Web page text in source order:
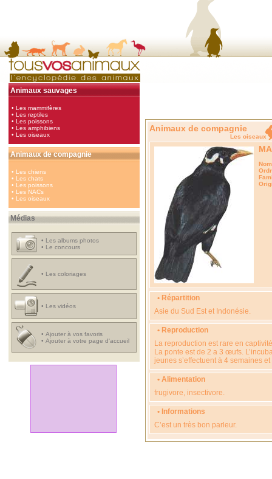
Animaux sauvages
• Les mammifères
• Les reptiles
• Les poissons
• Les amphibiens
• Les oiseaux
Animaux de compagnie
• Les chiens
• Les chats
• Les poissons
• Les NACs
• Les oiseaux
Médias
• Les albums photos
• Le concours
• Les coloriages
• Les vidéos
• Ajouter à vos favoris
• Ajouter à votre page d'accueil
Animaux de compagnie
Les
• Répartition
Asie du Sud Est et Indonésie.
• Reproduction
La reproduction est rare en
La ponte est de 2 a 3 œufs.
jeunes s’effectuent à 4 semaines
• Alimentation
frugivore, insectivore.
• Informations
C’est un très bon parleur.